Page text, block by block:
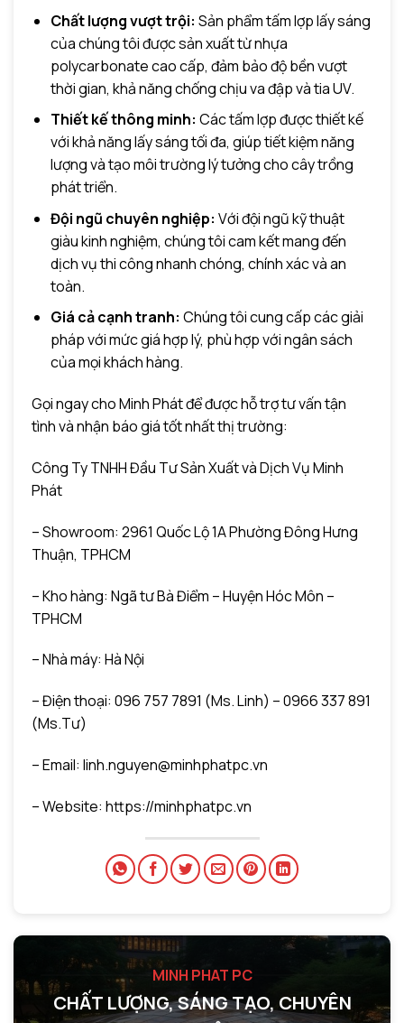
Chất lượng vượt trội: Sản phẩm tấm lợp lấy sáng
của chúng tôi được sản xuất từ nhựa
polycarbonate cao cấp, đảm bảo độ bền vượt
thời gian, khả năng chống chịu va đập và tia UV.
Thiết kế thông minh: Các tấm lợp được thiết kế
với khả năng lấy sáng tối đa, giúp tiết kiệm năng
lượng và tạo môi trường lý tưởng cho cây trồng
phát triển.
Đội ngũ chuyên nghiệp: Với đội ngũ kỹ thuật
giàu kinh nghiệm, chúng tôi cam kết mang đến
dịch vụ thi công nhanh chóng, chính xác và an
toàn.
Giá cả cạnh tranh: Chúng tôi cung cấp các giải
pháp với mức giá hợp lý, phù hợp với ngân sách
của mọi khách hàng.
Gọi ngay cho Minh Phát để được hỗ trợ tư vấn tận
tình và nhận báo giá tốt nhất thị trường:
Công Ty TNHH Đầu Tư Sản Xuất và Dịch Vụ Minh
Phát
– Showroom: 2961 Quốc Lộ 1A Phường Đông Hưng
Thuận, TPHCM
– Kho hàng: Ngã tư Bà Điểm – Huyện Hóc Môn –
TPHCM
– Nhà máy: Hà Nội
– Điện thoại: 096 757 7891 (Ms. Linh) – 0966 337 891
(Ms.Tư)
– Email: linh.nguyen@minhphatpc.vn
– Website: https://minhphatpc.vn
MINH PHAT PC
CHẤT LƯỢNG, SÁNG TẠO, CHUYÊN